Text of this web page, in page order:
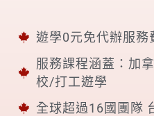
遊學0元免代辦服務
服務課程涵蓋：加
校/打工遊學
全球超過16國團隊